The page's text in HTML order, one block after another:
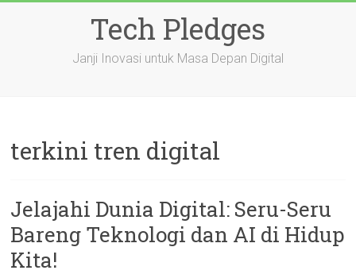
Tech Pledges
Janji Inovasi untuk Masa Depan Digital
terkini tren digital
Jelajahi Dunia Digital: Seru-Seru
Bareng Teknologi dan AI di Hidup
Kita!